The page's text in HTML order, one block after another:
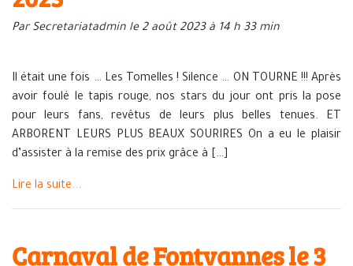
Par Secretariatadmin le 2 août 2023 à 14 h 33 min
Il était une fois … Les Tomelles ! Silence … ON TOURNE !!! Après
avoir foulé le tapis rouge, nos stars du jour ont pris la pose
pour leurs fans, revêtus de leurs plus belles tenues. ET
ARBORENT LEURS PLUS BEAUX SOURIRES On a eu le plaisir
d’assister à la remise des prix grâce à […]
Lire la suite...
Carnaval de Fontvannes le 3